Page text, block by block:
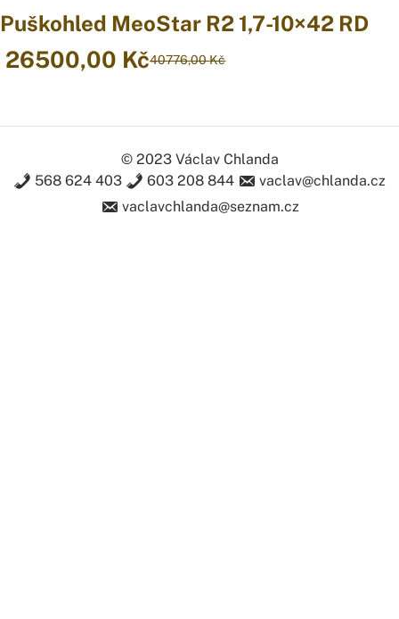
Puškohled MeoStar R2 1,7-10×42 RD
40776,00Kč
Original
26500,00 Kč
Current
© 2023 Václav Chlanda
568 624 403
603 208 844
vaclav@chlanda.cz
vaclavchlanda@seznam.cz